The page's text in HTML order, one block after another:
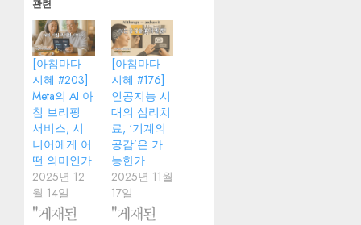
관련
[아침마다
지혜 #203]
Meta의 AI 아
침 브리핑
서비스, 시
니어에게 어
떤 의미인가
2025년 12
월 14일
"게재된
[아침마다
지혜 #176]
인공지능 시
대의 심리치
료, ‘기계의
공감’은 가
능한가
2025년 11월
17일
"게재된